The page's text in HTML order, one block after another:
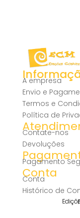
A empresa
Envio e
Termos e
Política de
Contate-nos
Devoluções
Pagamento
Conta
Conta
Histórico de